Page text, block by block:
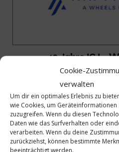
Cookie-
verwalten
Um dir ein optimales Erlebnis zu
wie Cookies, um
zuzugreifen. Wenn du diesen
Daten wie das Surfverhalten oder
verarbeiten. Wenn du deine
zurückziehst, können bestimmte
beeinträchtigt werden.
40 Jahre ICJ –